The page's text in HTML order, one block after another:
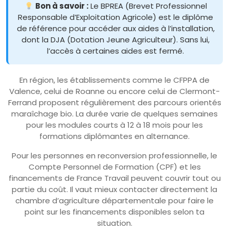
Bon à savoir :Le BPREA (Brevet Professionnel
Responsable d’Exploitation Agricole) est le diplôme
de référence pour accéder aux aides à l’installation,
dont la DJA (Dotation Jeune Agriculteur). Sans lui,
l’accès à certaines aides est fermé.
En région, les établissements comme le CFPPA de
Valence, celui de Roanne ou encore celui de Clermont-
Ferrand proposent régulièrement des parcours orientés
maraîchage bio. La durée varie de quelques semaines
pour les modules courts à 12 à 18 mois pour les
formations diplômantes en alternance.
Pour les personnes en reconversion professionnelle, le
Compte Personnel de Formation (CPF) et les
financements de France Travail peuvent couvrir tout ou
partie du coût. Il vaut mieux contacter directement la
chambre d’agriculture départementale pour faire le
point sur les financements disponibles selon ta
situation.